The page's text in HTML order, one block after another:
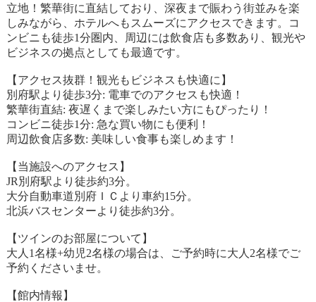
立地！繁華街に直結しており、深夜まで賑わう街並みを楽
しみながら、ホテルへもスムーズにアクセスできます。コ
ンビニも徒歩1分圏内、周辺には飲食店も多数あり、観光や
ビジネスの拠点としても最適です。
【アクセス抜群！観光もビジネスも快適に】
別府駅より徒歩3分: 電車でのアクセスも快適！
繁華街直結: 夜遅くまで楽しみたい方にもぴったり！
コンビニ徒歩1分: 急な買い物にも便利！
周辺飲食店多数: 美味しい食事も楽しめます！
【当施設へのアクセス】
JR別府駅より徒歩約3分。
大分自動車道別府ＩＣより車約15分。
北浜バスセンターより徒歩約3分。
【ツインのお部屋について】
大人1名様+幼児2名様の場合は、ご予約時に大人2名様でご
予約くださいませ。
【館内情報】